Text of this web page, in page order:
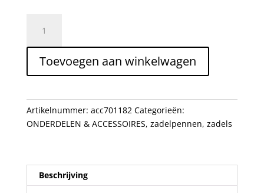
COURSE
27.2X350
ALM
aantal
Toevoegen aan winkelwagen
Artikelnummer: acc701182 Categorieën:
ONDERDELEN & ACCESSOIRES, zadelpennen, zadels
Beschrijving